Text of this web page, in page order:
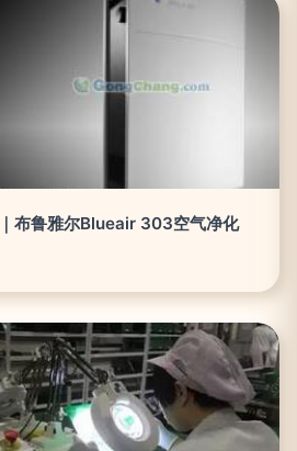
布鲁雅尔Blueair 303空气净化